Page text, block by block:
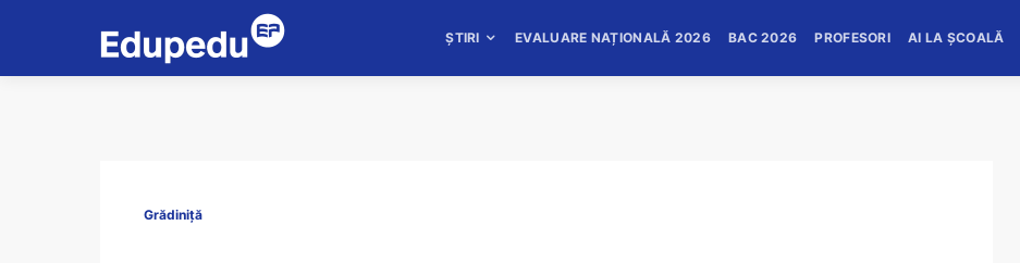
ȘTIRI EVALUARE NAȚIONALĂ 2026 BAC 2026 PROFESORI AI LA ȘCOALĂ
Grădiniță